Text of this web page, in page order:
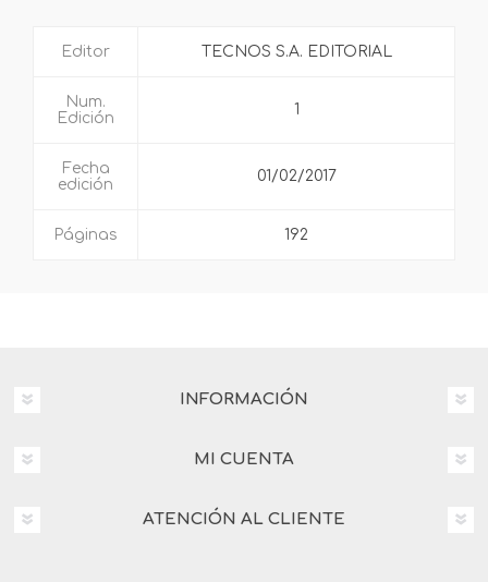
Editor TECNOS S.A. EDITORIAL
Num.
Edición
1
Fecha
edición
01/02/2017
Páginas 192
INFORMACIÓN
MI CUENTA
ATENCIÓN AL CLIENTE